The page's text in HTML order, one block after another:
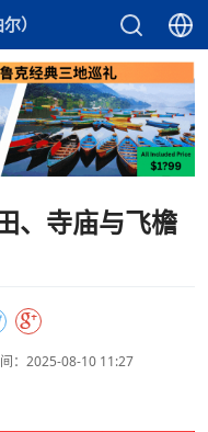
）
、寺庙与飞檐
：2025-08-10 11:27